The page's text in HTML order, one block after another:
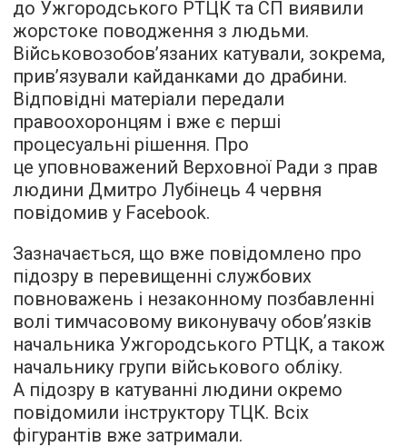
до Ужгородського РТЦК та СП виявили
жорстоке поводження з людьми.
Військовозобов’язаних катували, зокрема,
прив’язували кайданками до драбини.
Відповідні матеріали передали
правоохоронцям і вже є перші
процесуальні рішення. Про
це уповноважений Верховної Ради з прав
людини Дмитро Лубінець 4 червня
повідомив у Facebook.
Зазначається, що вже повідомлено про
підозру в перевищенні службових
повноважень і незаконному позбавленні
волі тимчасовому виконувачу обов’язків
начальника Ужгородського РТЦК, а також
начальнику групи військового обліку.
А підозру в катуванні людини окремо
повідомили інструктору ТЦК. Всіх
фігурантів вже затримали.